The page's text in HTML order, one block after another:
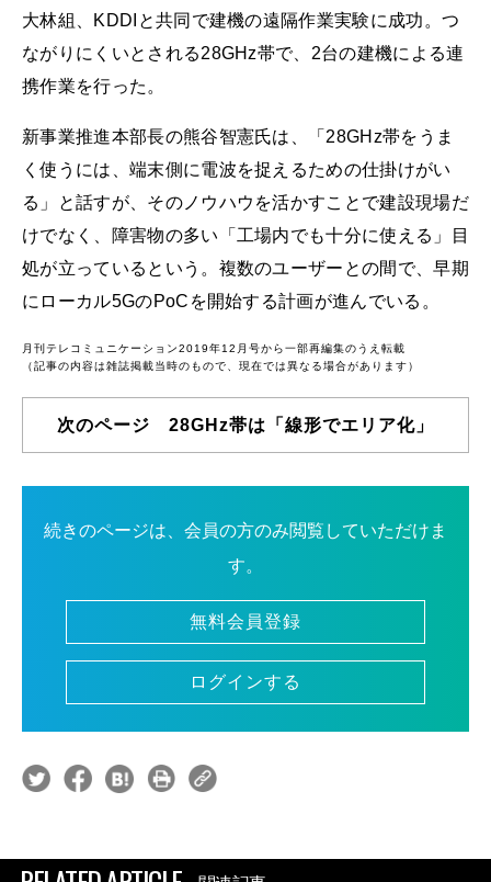
大林組、KDDIと共同で建機の遠隔作業実験に成功。つ
ながりにくいとされる28GHz帯で、2台の建機による連
携作業を行った。
新事業推進本部長の熊谷智憲氏は、「28GHz帯をうま
く使うには、端末側に電波を捉えるための仕掛けがい
る」と話すが、そのノウハウを活かすことで建設現場だ
けでなく、障害物の多い「工場内でも十分に使える」目
処が立っているという。複数のユーザーとの間で、早期
にローカル5GのPoCを開始する計画が進んでいる。
月刊テレコミュニケーション2019年12月号から一部再編集のうえ転載
（記事の内容は雑誌掲載当時のもので、現在では異なる場合があります）
次のページ 28GHz帯は「線形でエリア化」
続きのページは、会員の方のみ閲覧していただけま
す。
無料会員登録
ログインする